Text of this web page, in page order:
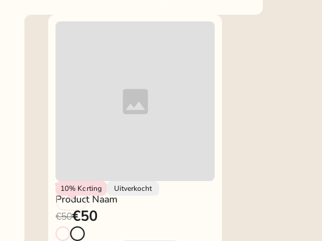
10% Korting Uitverkocht
Vendor
Product Naam
€50€50